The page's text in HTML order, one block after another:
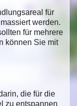
für
werden.
für mehrere
können Sie mit
die für die
zu entspannen